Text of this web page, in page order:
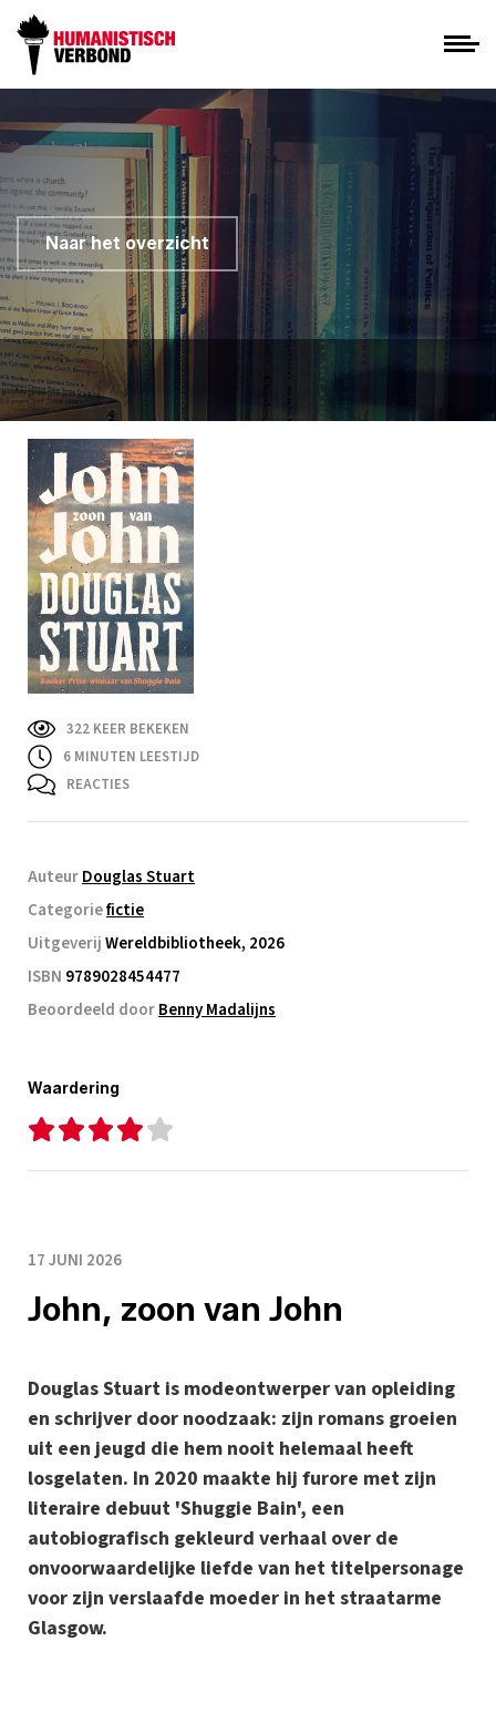
Naar het overzicht
322 KEER BEKEKEN
6 MINUTEN LEESTIJD
REACTIES
AuteurDouglas Stuart
Categoriefictie
UitgeverijWereldbibliotheek, 2026
ISBN 9789028454477
Beoordeeld doorBenny Madalijns
Waardering
17 JUNI 2026
John, zoon van John
Douglas Stuart is modeontwerper van opleiding
en schrijver door noodzaak: zijn romans groeien
uit een jeugd die hem nooit helemaal heeft
losgelaten. In 2020 maakte hij furore met zijn
literaire debuut 'Shuggie Bain', een
autobiografisch gekleurd verhaal over de
onvoorwaardelijke liefde van het titelpersonage
voor zijn verslaafde moeder in het straatarme
Glasgow.